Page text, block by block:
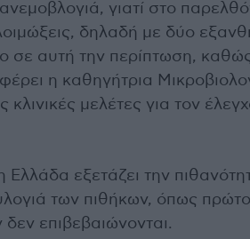
γιατί στο
δηλαδή με δύο
σε αυτή την περίπτωση,
η καθηγήτρια
κλινικές μελέτες για τον
εξετάζει την
των πιθήκων, όπως
επιβεβαιώνονται.